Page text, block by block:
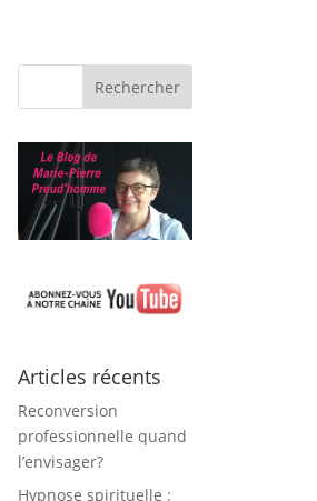
Articles récents
Reconversion
professionnelle quand
l’envisager?
Hypnose spirituelle :